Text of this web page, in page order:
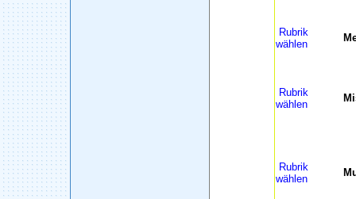
Rubrik
wählen
Rubrik
wählen
Rubrik
wählen